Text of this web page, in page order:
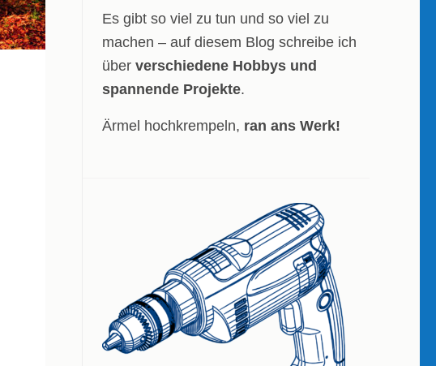
Es gibt so viel zu tun und so viel zu
machen – auf diesem Blog schreibe ich
über verschiedene Hobbys und
spannende Projekte.
Ärmel hochkrempeln, ran ans Werk!